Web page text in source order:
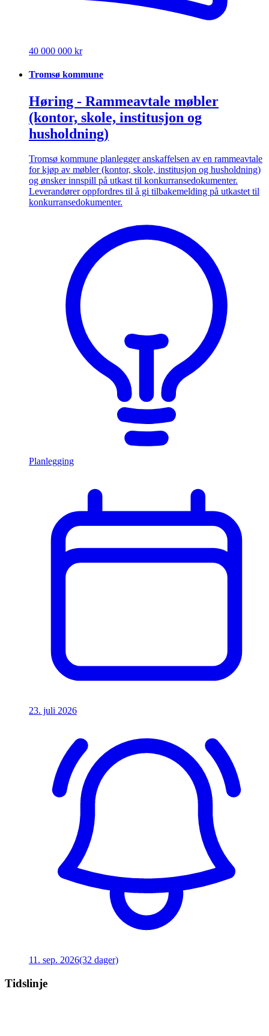
40 000 000 kr
Tromsø kommune
Høring - Rammeavtale møbler
(kontor, skole, institusjon og
husholdning)
Tromsø kommune planlegger anskaffelsen av en rammeavtale
for kjøp av møbler (kontor, skole, institusjon og husholdning)
og ønsker innspill på utkast til konkurransedokumenter.
Leverandører oppfordres til å gi tilbakemelding på utkastet til
konkurransedokumenter.
Planlegging
23. juli 2026
11. sep. 2026(32 dager)
Tidslinje